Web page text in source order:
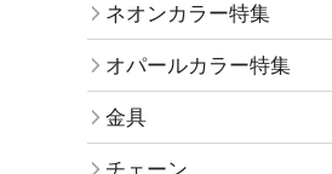
ネオンカラー特集
オパールカラー特集
金具
チェーン